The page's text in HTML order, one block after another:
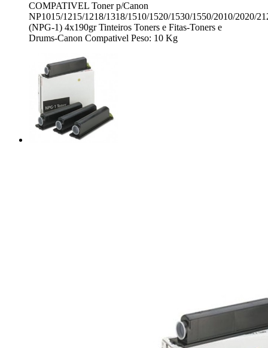
COMPATIVEL Toner p/Canon
NP1015/1215/1218/1318/1510/1520/1530/1550/2010/2020/
(NPG-1) 4x190gr Tinteiros Toners e Fitas-Toners e
Drums-Canon Compativel Peso: 10 Kg